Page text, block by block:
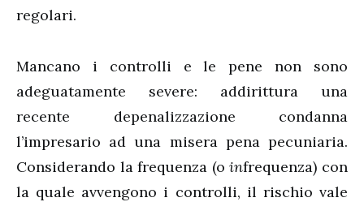
regolari.
Mancano i controlli e le pene non sono
adeguatamente severe: addirittura una
recente depenalizzazione condanna
l’impresario ad una misera pena pecuniaria.
Considerando la frequenza (oinfrequenza) con
la quale avvengono i controlli, il rischio vale